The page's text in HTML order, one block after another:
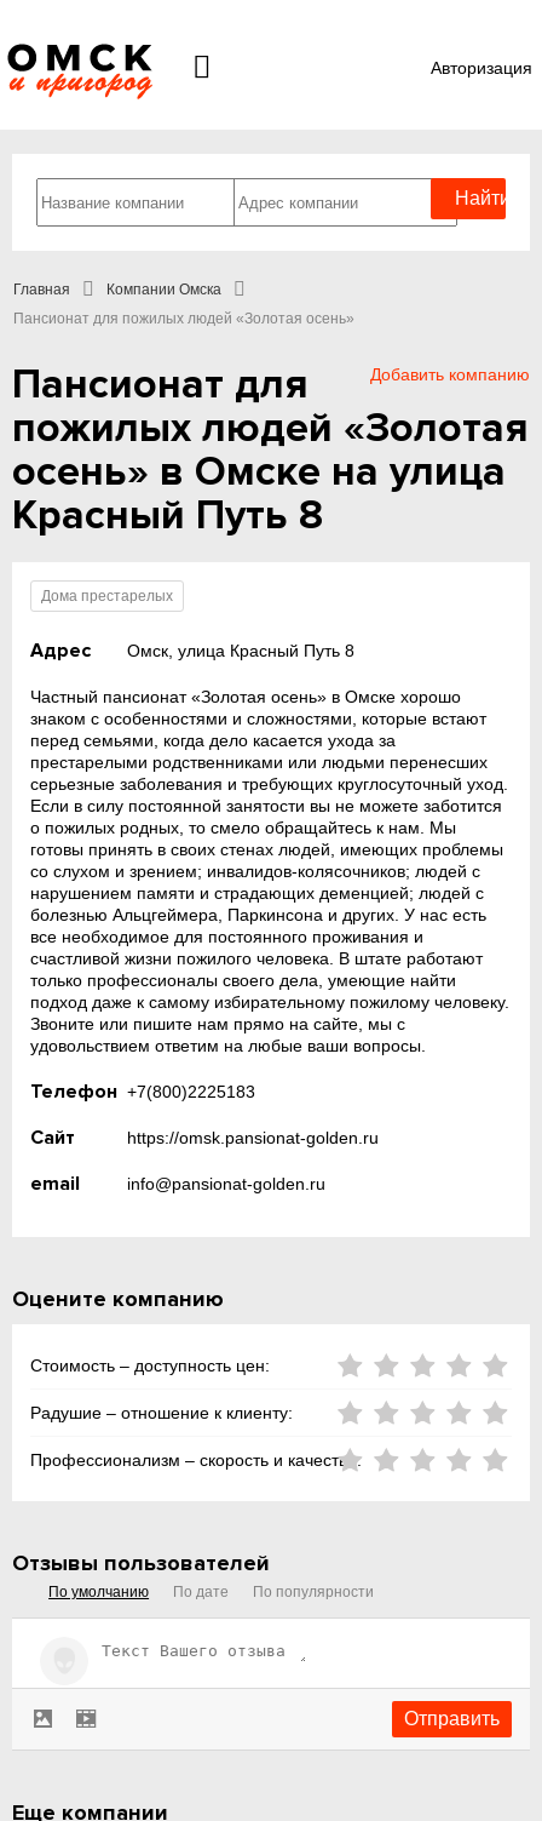
Авторизация
Главная
Компании Омска
Пансионат для пожилых людей «Золотая осень»
Добавить компанию
Пансионат для
пожилых людей «Золотая
осень» в Омске на улица
Красный Путь 8
Дома престарелых
Адрес Омск, улица Красный Путь 8
Частный пансионат «Золотая осень» в Омске хорошо
знаком с особенностями и сложностями, которые встают
перед семьями, когда дело касается ухода за
престарелыми родственниками или людьми перенесших
серьезные заболевания и требующих круглосуточный уход.
Если в силу постоянной занятости вы не можете заботится
о пожилых родных, то смело обращайтесь к нам. Мы
готовы принять в своих стенах людей, имеющих проблемы
со слухом и зрением; инвалидов-колясочников; людей с
нарушением памяти и страдающих деменцией; людей с
болезнью Альцгеймера, Паркинсона и других. У нас есть
все необходимое для постоянного проживания и
счастливой жизни пожилого человека. В штате работают
только профессионалы своего дела, умеющие найти
подход даже к самому избирательному пожилому человеку.
Звоните или пишите нам прямо на сайте, мы с
удовольствием ответим на любые ваши вопросы.
Телефон +7(800)2225183
Сайт https://omsk.pansionat-golden.ru
email info@pansionat-golden.ru
Оцените компанию
Стоимость – доступность цен:
Радушие – отношение к клиенту:
Профессионализм – скорость и качество:
Отзывы пользователей
По умолчанию По дате По популярности
Еще компании